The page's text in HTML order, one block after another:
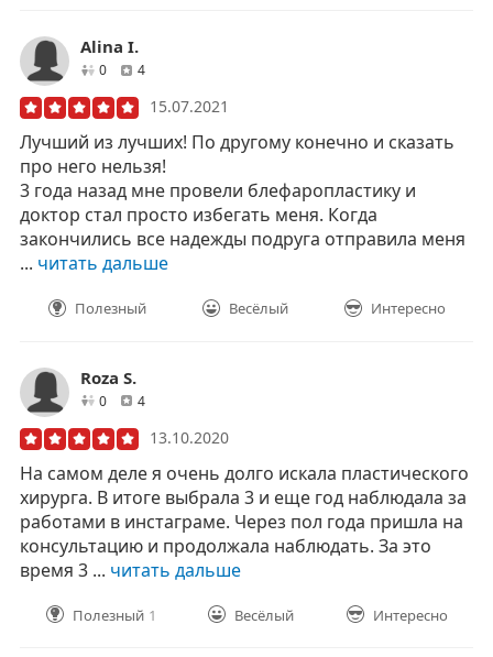
Alina I.
0друзей
4отзывов
15.07.2021
Лучший из лучших! По другому конечно и сказать
про него нельзя!
3 года назад мне провели блефаропластику и
доктор стал просто избегать меня. Когда
закончились все надежды подруга отправила меня
... читать дальше
Полезный Весёлый Интересно
Roza S.
0друзей
4отзывов
13.10.2020
На самом деле я очень долго искала пластического
хирурга. В итоге выбрала 3 и еще год наблюдала за
работами в инстаграме. Через пол года пришла на
консультацию и продолжала наблюдать. За это
время 3 ... читать дальше
Полезный 1 Весёлый Интересно